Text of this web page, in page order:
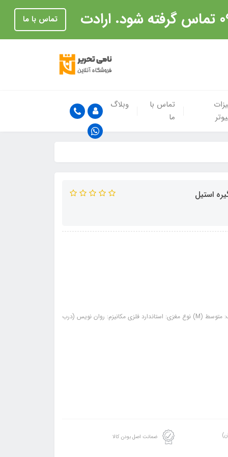
تماس با ما
تماس با
ما
وبلاگ
مشخصات: جنس بدنه: آلیاژ ترکیبی برنج بسته بندی: با جعبه استاندارد سایز نوک: متوسط (M) نوع مغزی: استاندارد فلزی مکانیزم: روان نویس (درب
ضمانت اصل بودن کالا